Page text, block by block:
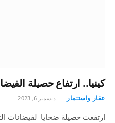
كينيا.. ارتفاع حصيلة الفيضانات
عقار واستثمار ديسمبر 6, 2023
ارتفعت حصيلة ضحايا الفيضانات